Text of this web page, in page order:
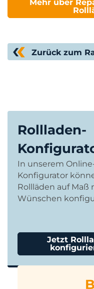
Mehr über
Zurück zum
Rollladen-
In unserem
Konfigurator
Rollläden auf Maß
Wünschen
Jetzt